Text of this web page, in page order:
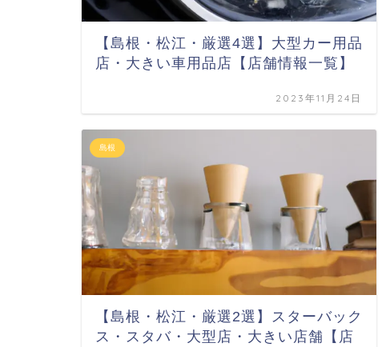
【島根・松江・厳選4選】大型カー用品
店・大きい車用品店【店舗情報一覧】
2023年11月24日
島根
【島根・松江・厳選2選】スターバック
ス・スタバ・大型店・大きい店舗【店